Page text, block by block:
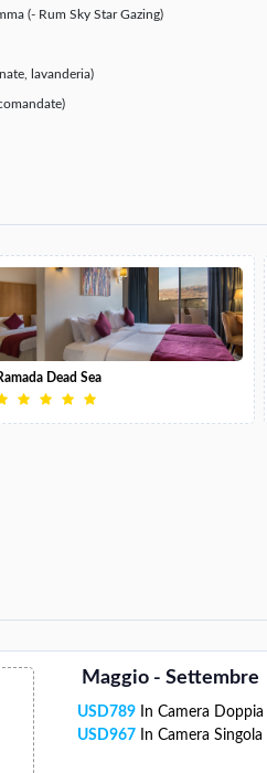
(- Rum Sky Star Gazing)
lavanderia)
Dead Sea
Maggio - Settembre
USD789In Camera Doppia
USD967 In Camera Singola